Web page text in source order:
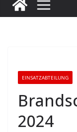
EINSATZABTEILUNG
2024